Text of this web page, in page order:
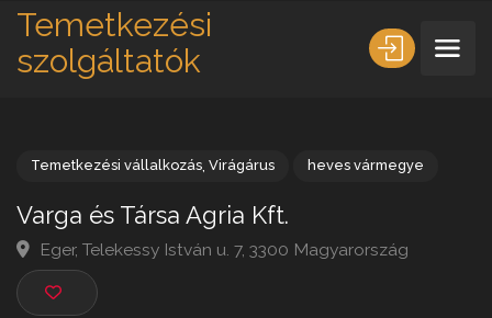
Temetkezési
szolgáltatók
Varga és Társa Agria Kft.
Eger, Telekessy István u. 7, 3300 Magyarország